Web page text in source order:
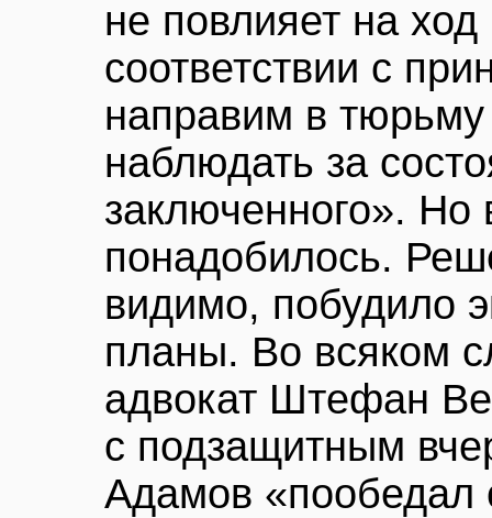
не повлияет на
соответствии с
направим в тюрьму
наблюдать за
заключенного».
понадобилось.
видимо, побудило
планы. Во всяком
адвокат Штефан
с подзащитным
Адамов «пообедал